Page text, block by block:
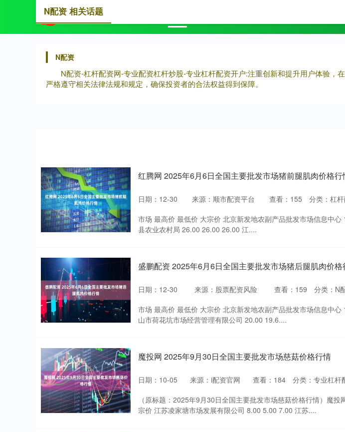
N配资
N配资-杠杆配资网-专业配资杠杆炒股-专业杠杆配资开户:注重创新和提升用户体验
严格遵守相关法律法规和规定，确保投资者的合法权益得到保障。
N配资 相关话题
红腾网 2025年6月6日全国主要批发市场猪前腿肌肉价格行
日期：12-30 来源：顺市配资平台 查看： 155 分类： 杠
市场 最高价 最低价 大宗价 北京新发地农副产品批发市场信息中
县农业农村局 26.00 26.00 26.00 江....
盛鹏配资 2025年6月6日全国主要批发市场猪后腿肌肉价格
日期：12-30 来源：股票配资风险 查看： 159 分类： N
市场 最高价 最低价 大宗价 北京新发地农副产品批发市场信息中
山市荷花坑市场经营管理有限公司 20.00 19.6....
魔投网 2025年9月30日全国主要批发市场慈菇价格行情
日期：10-05 来源：i配资官网 查看： 184 分类： 专业杠杆
（原标题：2025年9月30日全国主要批发市场慈菇价格行情）魔投
宗价 江苏凌家塘市场发展有限公司 8.00 5.00 7.00 江苏....
深证成指 14148.86 -162.15 -1.13% 沪深300